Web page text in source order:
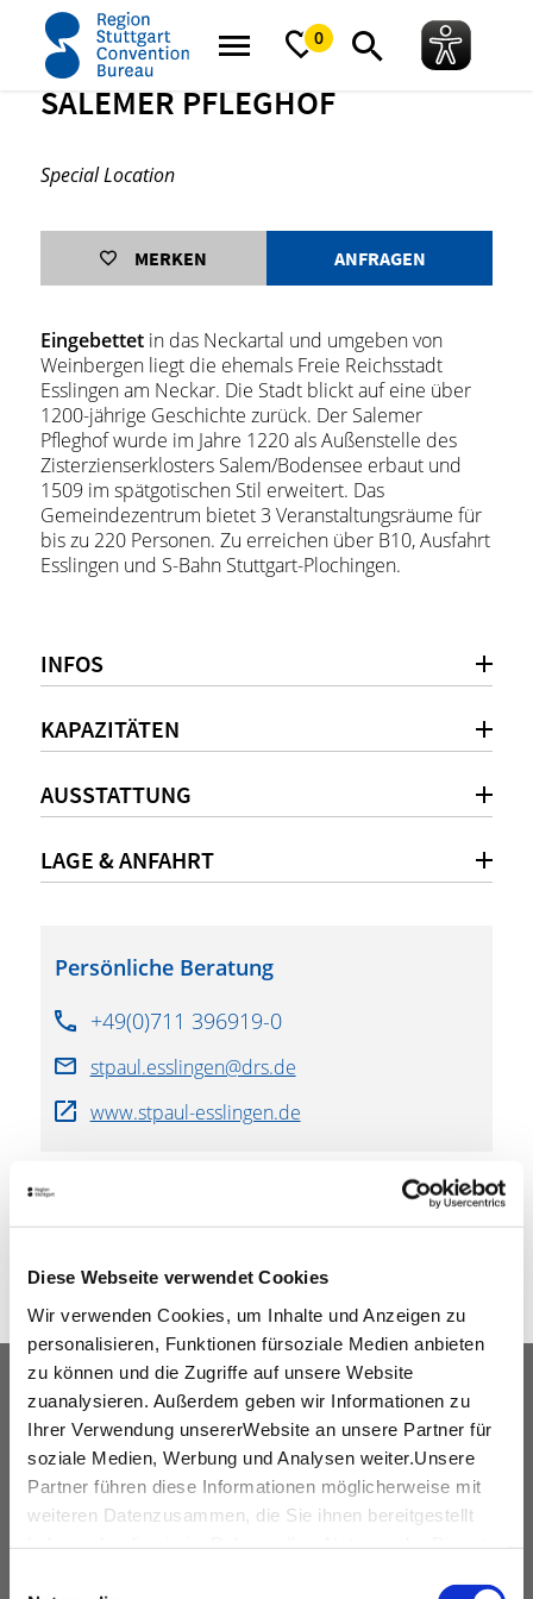
Diese Webseite verwendet Cookies
Wir verwenden Cookies, um Inhalte und Anzeigen zu
personalisieren, Funktionen fürsoziale Medien anbieten
zu können und die Zugriffe auf unsere Website
zuanalysieren. Außerdem geben wir Informationen zu
Ihrer Verwendung unsererWebsite an unsere Partner für
soziale Medien, Werbung und Analysen weiter.Unsere
Partner führen diese Informationen möglicherweise mit
weiteren Datenzusammen, die Sie ihnen bereitgestellt
0
Startseite Salemer Pfleghof
SALEMER PFLEGHOF
Special Location
MERKEN ANFRAGEN
Eingebettetin das Neckartal und umgeben von
Weinbergen liegt die ehemals Freie Reichsstadt
Esslingen am Neckar. Die Stadt blickt auf eine über
1200-jährige Geschichte zurück. Der Salemer
Pfleghof wurde im Jahre 1220 als Außenstelle des
Zisterzienserklosters Salem/Bodensee erbaut und
1509 im spätgotischen Stil erweitert. Das
Gemeindezentrum bietet 3 Veranstaltungsräume für
bis zu 220 Personen. Zu erreichen über B10, Ausfahrt
Esslingen und S-Bahn Stuttgart-Plochingen.
INFOS
KAPAZITÄTEN
AUSSTATTUNG
LAGE & ANFAHRT
Persönliche Beratung
+49(0)711 396919-0
stpaul.esslingen@drs.de
www.stpaul-esslingen.de
WEITEREMPFEHLEN
UNSER SERVICE FÜR
VERANSTALTUNGSPLANER
kostenfreie Beratung
Vermittlung von Veranstaltungslocations &
Dienstleistern